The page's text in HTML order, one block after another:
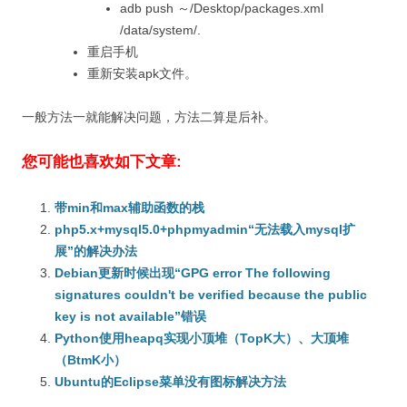
adb push ～/Desktop/packages.xml
/data/system/.
重启手机
重新安装apk文件。
一般方法一就能解决问题，方法二算是后补。
您可能也喜欢如下文章:
带min和max辅助函数的栈
php5.x+mysql5.0+phpmyadmin“无法载入mysql扩
展”的解决办法
Debian更新时候出现“GPG error The following
signatures couldn't be verified because the public
key is not available”错误
Python使用heapq实现小顶堆（TopK大）、大顶堆
（BtmK小）
Ubuntu的Eclipse菜单没有图标解决方法